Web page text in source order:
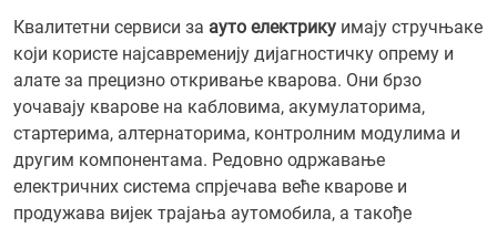
Квалитетни сервиси за ауто електрику имају стручњаке
који користе најсавременију дијагностичку опрему и
алате за прецизно откривање кварова. Они брзо
уочавају кварове на кабловима, акумулаторима,
стартерима, алтернаторима, контролним модулима и
другим компонентама. Редовно одржавање
електричних система спрјечава веће кварове и
продужава вијек трајања аутомобила, а такође